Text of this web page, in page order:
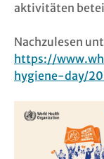
aktivitäten
Nachzulesen
https://
hygiene-day/